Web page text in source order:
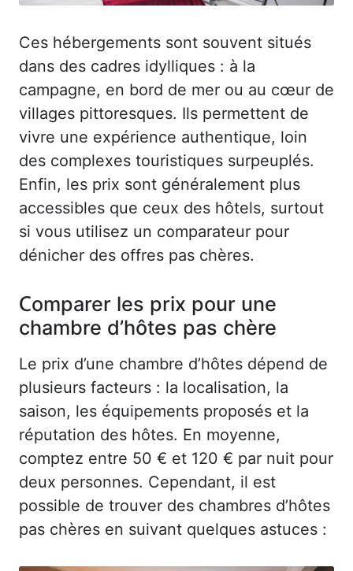
Ces hébergements sont souvent situés
dans des cadres idylliques : à la
campagne, en bord de mer ou au cœur de
villages pittoresques. Ils permettent de
vivre une expérience authentique, loin
des complexes touristiques surpeuplés.
Enfin, les prix sont généralement plus
accessibles que ceux des hôtels, surtout
si vous utilisez un comparateur pour
dénicher des offres pas chères.
Comparer les prix pour une
chambre d’hôtes pas chère
Le prix d’une chambre d’hôtes dépend de
plusieurs facteurs : la localisation, la
saison, les équipements proposés et la
réputation des hôtes. En moyenne,
comptez entre 50 € et 120 € par nuit pour
deux personnes. Cependant, il est
possible de trouver des chambres d’hôtes
pas chères en suivant quelques astuces :